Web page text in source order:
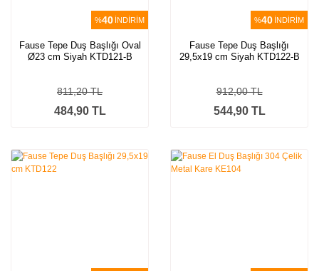
%40 İNDİRİM
Fause Tepe Duş Başlığı Oval
Ø23 cm Siyah KTD121-B
484,90 TL
811,20 TL
%40 İNDİRİM
Fause Tepe Duş Başlığı
29,5x19 cm Siyah KTD122-B
544,90 TL
912,00 TL